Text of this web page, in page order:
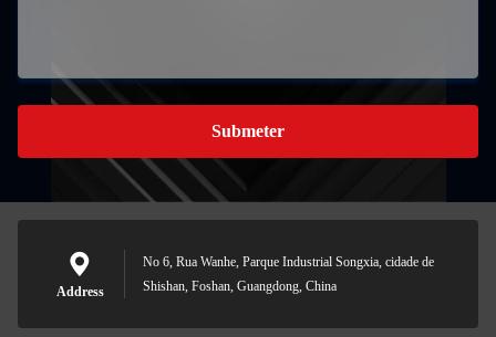
Submeter
Address
No 6, Rua Wanhe, Parque Industrial Songxia, cidade de
Shishan, Foshan, Guangdong, China